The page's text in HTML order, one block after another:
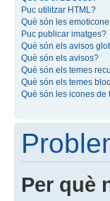
Puc utilitzar HTML?
Què són les
Puc publicar imatges?
Què són els avisos
Què són els avisos?
Què són els temes
Què són els temes
Què són les icones de
Per què